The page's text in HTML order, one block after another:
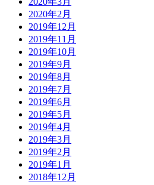
2020年2月
2019年12月
2019年11月
2019年10月
2019年9月
2019年8月
2019年7月
2019年6月
2019年5月
2019年4月
2019年3月
2019年2月
2019年1月
2018年12月